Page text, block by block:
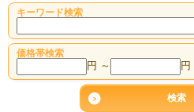
キーワード検索
価格帯検索
円 ～ 円